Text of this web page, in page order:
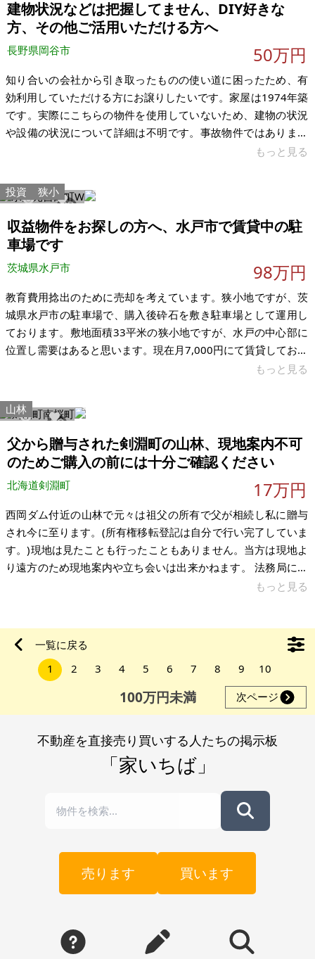
です。 【物件概要】※土地のみ 場所：佐賀県佐賀市川副町 土
地：253.59㎡
建物状況などは把握してません、DIY好きな
方、その他ご活用いただける方へ
長野県岡谷市 50万円
知り合いの会社から引き取ったものの使い道に困ったため、有
効利用していただける方にお譲りしたいです。家屋は1974年築
です。実際にこちらの物件を使用していないため、建物の状況
や設備の状況について詳細は不明です。事故物件ではありませ
ん。きれいな部屋もあるため、住みながらDIYで修繕することも
市立岡谷西部中学校があります。築年数が経っているため設備
等の入れ替えが必要かと思います。修繕が必要です。小型車一
台分駐車場あります。現状有姿で引き取ってくださる方にお譲
りしたいです。即日引き渡し可能です。 【物件概要】※古屋付
土地 場所：長野県岡谷
もっと見る
投資 狭小
収益物件をお探しの方へ、水戸市で賃貸中の駐
車場です
茨城県水戸市 98万円
教育費用捻出のために売却を考えています。狭小地ですが、茨
城県水戸市の駐車場で、購入後砕石を敷き駐車場として運用し
ております。敷地面積33平米の狭小地ですが、水戸の中心部に
位置し需要はあると思います。現在月7,000円にて賃貸しており
吉田町 土地：33㎡ 建物： 構造： 現況：駐車場 希望価格：98
万円 ※東電の電柱1・支線1、NTTの支線1あります。 ※ライフ
ラインの引き込みは不明です。 ※現状有姿、および公簿売買で
のお取引きとなります。
もっと見る
山林
父から贈与された剣淵町の山林、現地案内不可
のためご購入の前には十分ご確認ください
北海道剣淵町 17万円
西岡ダム付近の山林で元々は祖父の所有で父が相続し私に贈与
され今に至ります。(所有権移転登記は自分で行い完了していま
す。)現地は見たことも行ったこともありません。当方は現地よ
り遠方のため現地案内や立ち会いは出来かねます。 法務局にて
平成11年の地積測量図が取得可能です。どの程度接道している
周辺状況やインフラ等、買主様にて十分にご確認いただいた上
でご購入下さい。法律や条例等により用途によって制限がかか
る可能性がありますので現地自治体へ用途をお伝えの上でご確
認下さい。現状では特に管理して
もっと見る
一覧に戻る
1
2 3 4 5 6 7 8 9 10
100万円未満 次ページ
不動産を直接売り買いする人たちの掲示板
「家いちば」
売ります 買います